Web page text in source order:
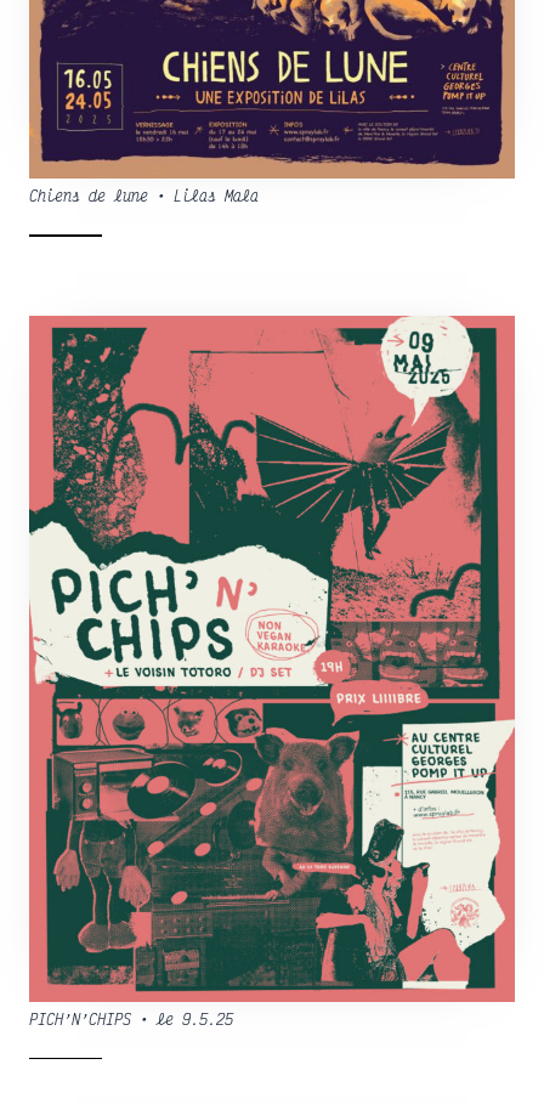
Chiens de lune • Lilas Mala
PICH’N’CHIPS • le 9.5.25